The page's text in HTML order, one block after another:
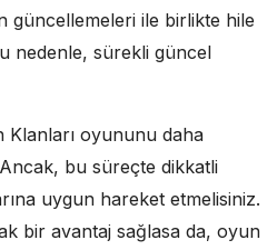
güncellemeleri ile birlikte hile
nedenle, sürekli güncel
Klanları oyununu daha
bu süreçte dikkatli
uygun hareket etmelisiniz.
bir avantaj sağlasa da, oyun